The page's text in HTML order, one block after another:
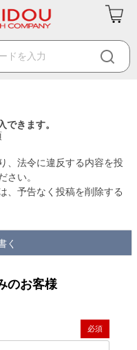
できます。
、法令に違反する内容を投
さい。
、予告なく投稿を削除する
く
のお客様
(必須)